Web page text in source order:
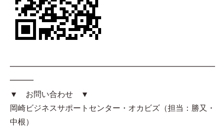
━━━━━━━━━━━━━━━━━━━━━━━━━━
━━━
▼ お問い合わせ ▼
岡崎ビジネスサポートセンター・オカビズ（担当：勝又・
中根）